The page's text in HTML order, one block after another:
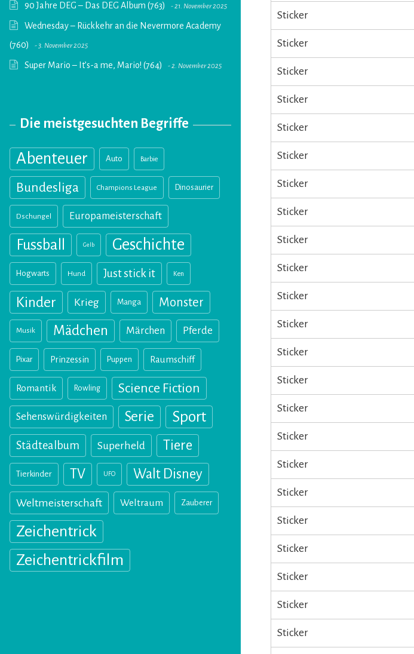
90 Jahre DEG – Das DEG Album (763) 21. November 2025
Wednesday – Rückkehr an die Nevermore Academy
(760)
3. November 2025
Super Mario – It’s-a me, Mario! (764) 2. November 2025
Die meistgesuchten Begriffe
Abenteuer Auto Barbie
Bundesliga Champions League Dinosaurier
Dschungel Europameisterschaft
Fussball Gelb Geschichte
Hogwarts Hund Just stick it Ken
Kinder Krieg Manga Monster
Musik Mädchen Märchen Pferde
Pixar Prinzessin Puppen Raumschiff
Romantik Rowling Science Fiction
Sehenswürdigkeiten Serie Sport
Städtealbum Superheld Tiere
Tierkinder TV UFO Walt Disney
Weltmeisterschaft Weltraum Zauberer
Zeichentrick
Zeichentrickfilm
Sticker
Sticker
Sticker
Sticker
Sticker
Sticker
Sticker
Sticker
Sticker
Sticker
Sticker
Sticker
Sticker
Sticker
Sticker
Sticker
Sticker
Sticker
Sticker
Sticker
Sticker
Sticker
Sticker